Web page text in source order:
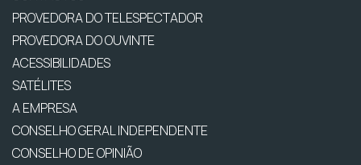
PROVEDORA DO TELESPECTADOR
PROVEDORA DO OUVINTE
ACESSIBILIDADES
SATÉLITES
A EMPRESA
CONSELHO GERAL INDEPENDENTE
CONSELHO DE OPINIÃO